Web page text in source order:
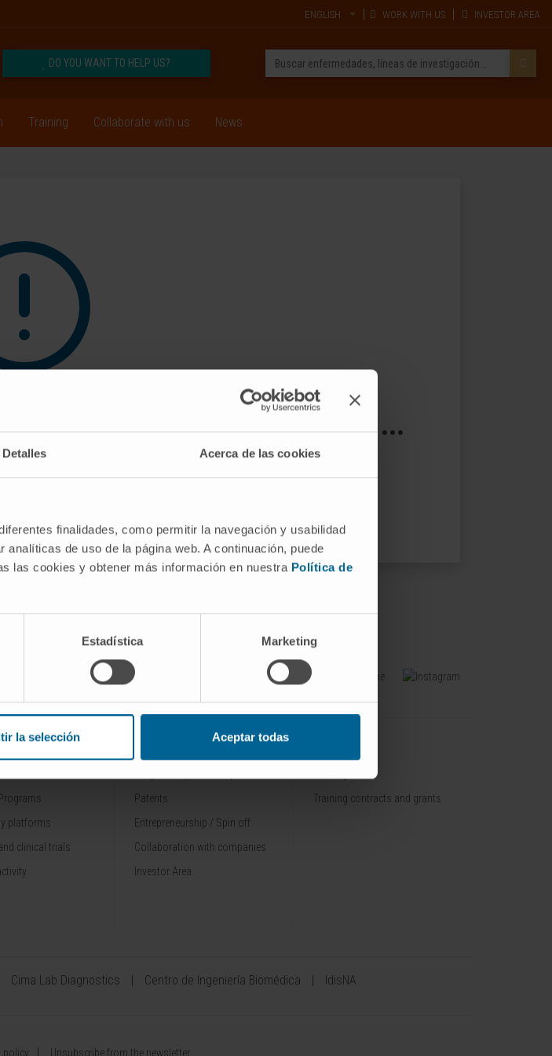
Detalles Acerca de las cookies
finalidades, como permitir la navegación y usabilidad
de uso de la página web. A continuación, puede
las cookies y obtener más información en nuestra Política de
Estadística Marketing
la selección Aceptar todas
ENGLISH WORK WITH US INVESTOR AREA
DO YOU WANT TO HELP US?
Training Collaborate with us News
for does not exist ...
Follow us
platforms
clinical trials
Patents
Entrepreneurship / Spin off
Collaboration with companies
Investor Area
Training contracts and grants
Cima Lab Diagnostics Centro de Ingeniería Biomédica IdisNA
policy Unsubscribe from the newsletter